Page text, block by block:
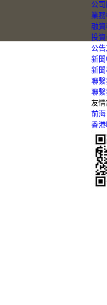
公
業
融
投
公告
新
新
聯繫
聯繫
友
前
香